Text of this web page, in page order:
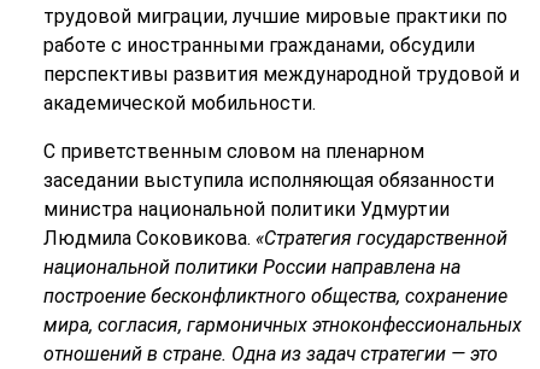
трудовой миграции, лучшие мировые практики по
работе с иностранными гражданами, обсудили
перспективы развития международной трудовой и
академической мобильности.
С приветственным словом на пленарном
заседании выступила исполняющая обязанности
министра национальной политики Удмуртии
Людмила Соковикова. «Стратегия государственной
национальной политики России направлена на
построение бесконфликтного общества, сохранение
мира, согласия, гармоничных этноконфессиональных
отношений в стране. Одна из задач стратегии — это